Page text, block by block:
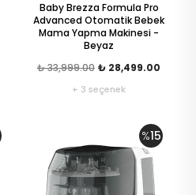
Baby Brezza Formula Pro
Advanced Otomatik Bebek
Mama Yapma Makinesi -
Beyaz
₺ 33,999.00 ₺ 28,499.00
+ 3 seçenek
%15